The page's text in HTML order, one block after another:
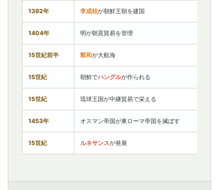
1392年 李成桂が朝鮮王朝を建国
1404年 明が朝貢貿易を管理
15世紀前半 鄭和が大航海
15世紀 朝鮮でハングルが作られる
15世紀 琉球王国が中継貿易で栄える
1453年 オスマン帝国が東ローマ帝国を滅ぼす
15世紀 ルネサンスが発展